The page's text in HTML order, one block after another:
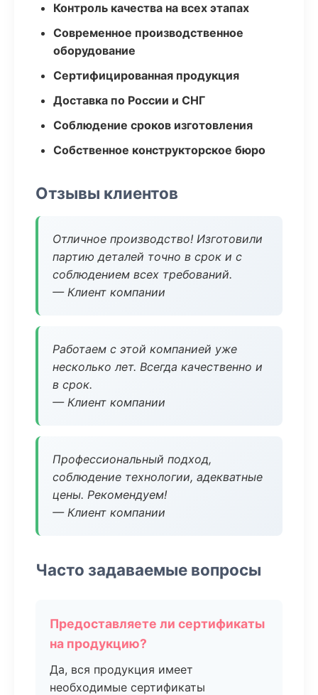
Контроль качества на всех этапах
Современное производственное
оборудование
Сертифицированная продукция
Доставка по России и СНГ
Соблюдение сроков изготовления
Собственное конструкторское бюро
Отзывы клиентов
Отличное производство! Изготовили
партию деталей точно в срок и с
соблюдением всех требований.
— Клиент компании
Работаем с этой компанией уже
несколько лет. Всегда качественно и
в срок.
— Клиент компании
Профессиональный подход,
соблюдение технологии, адекватные
цены. Рекомендуем!
— Клиент компании
Часто задаваемые вопросы
Предоставляете ли сертификаты
на продукцию?
Да, вся продукция имеет
необходимые сертификаты